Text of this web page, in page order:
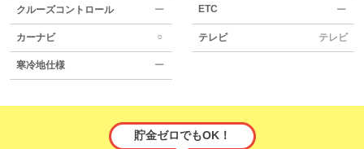
クルーズコントロール ー ETC ー
カーナビ ○ テレビ テレビ
寒冷地仕様 ー
貯金ゼロでもOK！